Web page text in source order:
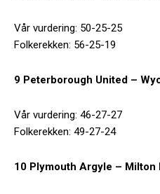
Vår vurdering: 50-25-25
Folkerekken: 56-25-19
9 Peterborough United –
Vår vurdering: 46-27-27
Folkerekken: 49-27-24
10 Plymouth Argyle – Milton